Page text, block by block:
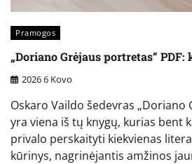
Pramogos
„Doriano Grėjaus portretas“
2026 6 Kovo
Oskaro Vaildo šedevras „Doriano
yra viena iš tų knygų, kurias bent
privalo perskaityti kiekvienas
kūrinys, nagrinėjantis amžinos